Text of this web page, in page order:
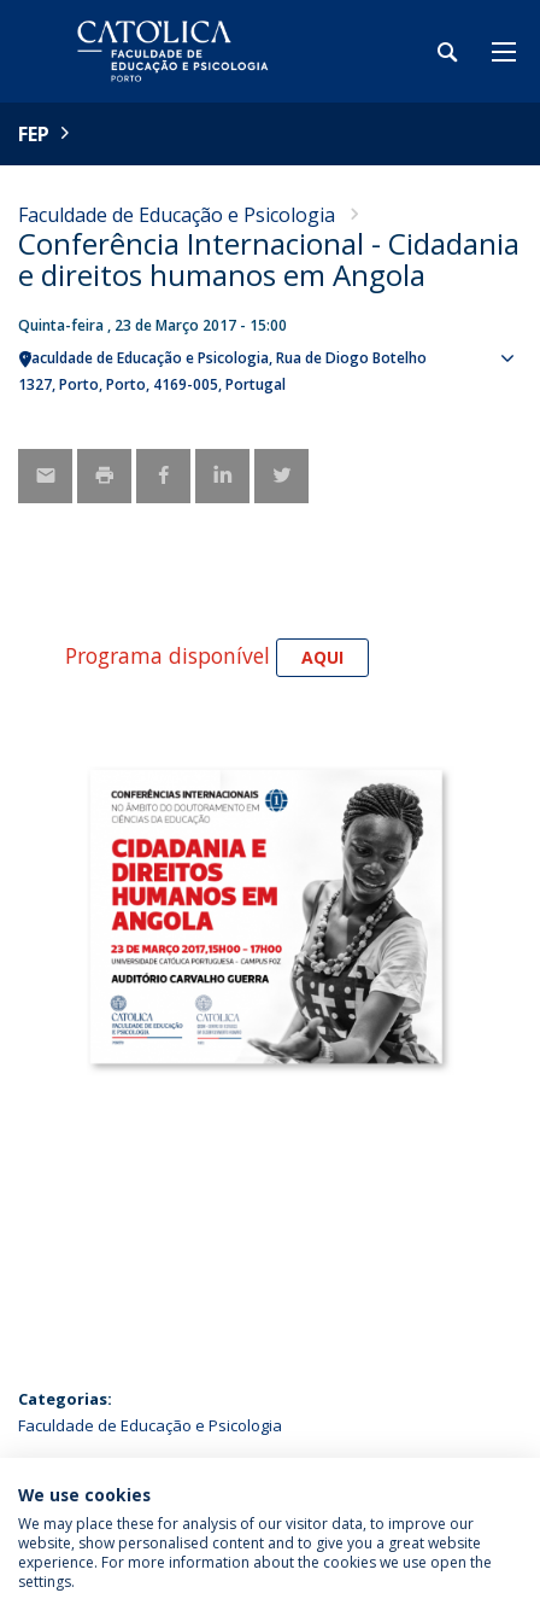
FEP
Faculdade de Educação e Psicologia
Conferência Internacional - Cidadania
e direitos humanos em Angola
Quinta-feira , 23 de Março 2017 - 15:00
Faculdade de Educação e Psicologia Rua de Diogo Botelho
1327 Porto Porto 4169-005 Portugal
Programa disponível AQUI
Categorias:
Faculdade de Educação e Psicologia
ÚLTIMAS NOTÍCIAS
Política de Privacidade
Termos & Condições
We use cookies
We may place these for analysis of our visitor data, to improve our
website, show personalised content and to give you a great website
experience. For more information about the cookies we use open the
settings.